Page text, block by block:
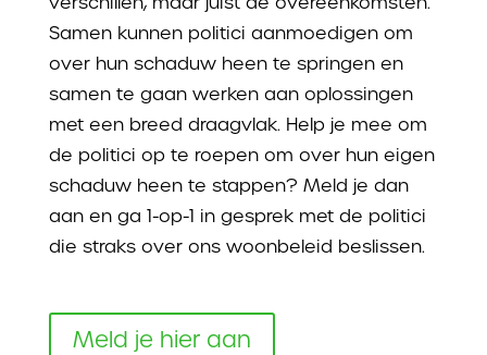
Samen kunnen politici aanmoedigen om
over hun schaduw heen te springen en
samen te gaan werken aan oplossingen
met een breed draagvlak. Help je mee om
de politici op te roepen om over hun eigen
schaduw heen te stappen? Meld je dan
aan en ga 1-op-1 in gesprek met de politici
die straks over ons woonbeleid beslissen.
Meld je hier aan